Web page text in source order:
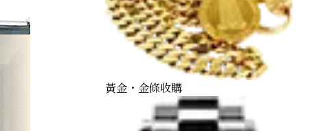
黃金・金條收購